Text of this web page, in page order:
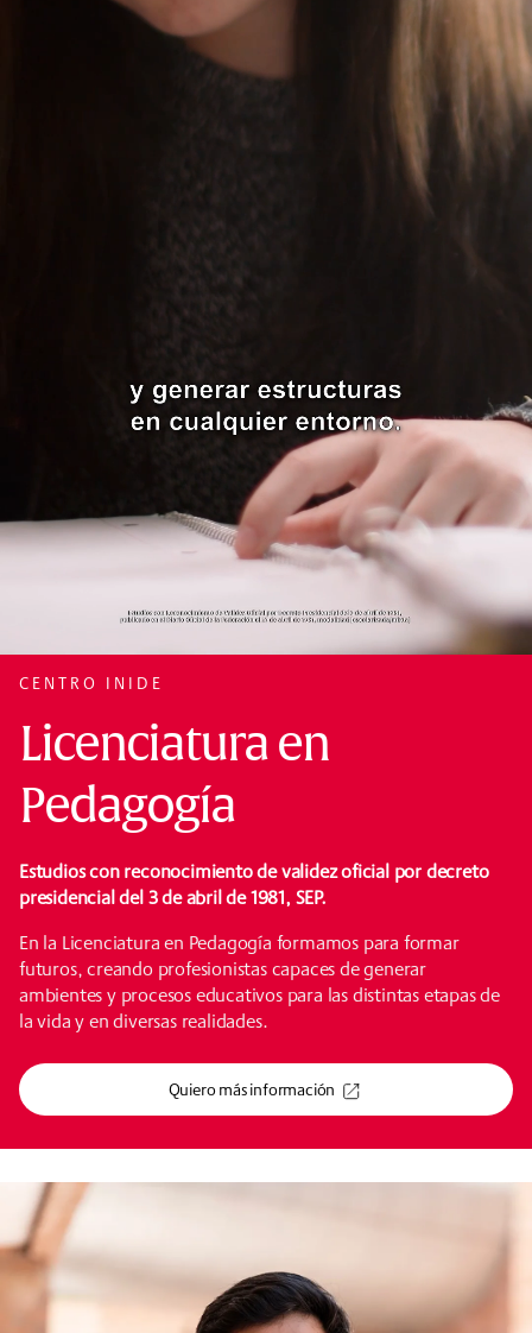
CENTRO INIDE
Licenciatura en
Pedagogía
Estudios con reconocimiento de validez oficial por decreto
presidencial del 3 de abril de 1981, SEP.
En la Licenciatura en Pedagogía formamos para formar
futuros, creando profesionistas capaces de generar
ambientes y procesos educativos para las distintas etapas de
la vida y en diversas realidades.
Quiero más información